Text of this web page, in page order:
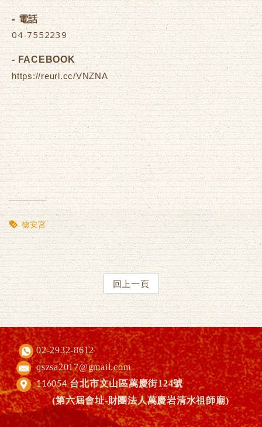
- 電話
04-7552239
- FACEBOOK
https://reurl.cc/VNZNA
德安宮
回上一頁
02-2932-8612
qszsa2017@gmail.com
116054 台北市文山區萬慶街124號
(第六屆會址-財團法人萬慶岩清水祖師廟)